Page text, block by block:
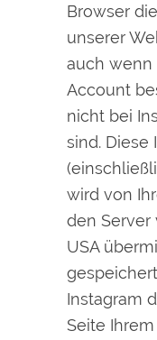
Browser
unserer
auch wenn
Account
nicht bei
sind. Diese
wird von
den Server
USA
Instagram
Seite